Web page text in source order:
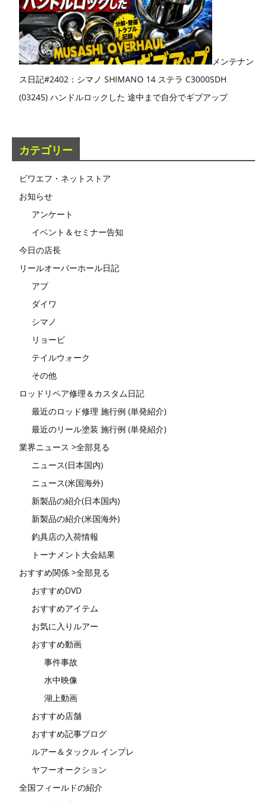
メンテナン
ス日記#2402：シマノ SHIMANO 14 ステラ C3000SDH
(03245) ハンドルロックした 途中まで自分でギブアップ
カテゴリー
ビワエフ・ネットストア
お知らせ
アンケート
イベント＆セミナー告知
今日の店長
リールオーバーホール日記
アブ
ダイワ
シマノ
リョービ
テイルウォーク
その他
ロッドリペア修理＆カスタム日記
最近のロッド修理 施行例 (単発紹介)
最近のリール塗装 施行例 (単発紹介)
業界ニュース >全部見る
ニュース(日本国内)
ニュース(米国海外)
新製品の紹介(日本国内)
新製品の紹介(米国海外)
釣具店の入荷情報
トーナメント大会結果
おすすめ関係 >全部見る
おすすめDVD
おすすめアイテム
お気に入りルアー
おすすめ動画
事件事故
水中映像
湖上動画
おすすめ店舗
おすすめ記事ブログ
ルアー＆タックル インプレ
ヤフーオークション
全国フィールドの紹介